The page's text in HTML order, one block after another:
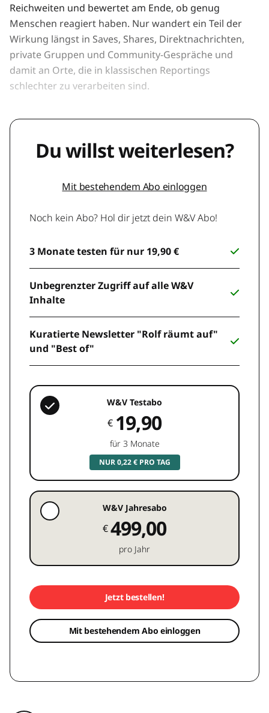
Reichweiten und bewertet am Ende, ob genug
Menschen reagiert haben. Nur wandert ein Teil der
Wirkung längst in Saves, Shares, Direktnachrichten,
private Gruppen und Community-Gespräche und
damit an Orte, die in klassischen Reportings
schlechter zu verarbeiten sind.
Du willst weiterlesen?
Mit bestehendem Abo einloggen
Noch kein Abo? Hol dir jetzt dein W&V Abo!
3 Monate testen für nur 19,90 €
Unbegrenzter Zugriff auf alle W&V
Inhalte
Kuratierte Newsletter "Rolf räumt auf"
und "Best of"
W&V Testabo
€ 19,90
für 3 Monate
NUR 0,22 € PRO TAG
W&V Jahresabo
€499,00
pro Jahr
Jetzt bestellen!
Mit bestehendem Abo einloggen